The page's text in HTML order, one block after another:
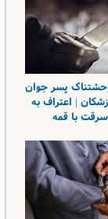
پسر جوان
| اعتراف به